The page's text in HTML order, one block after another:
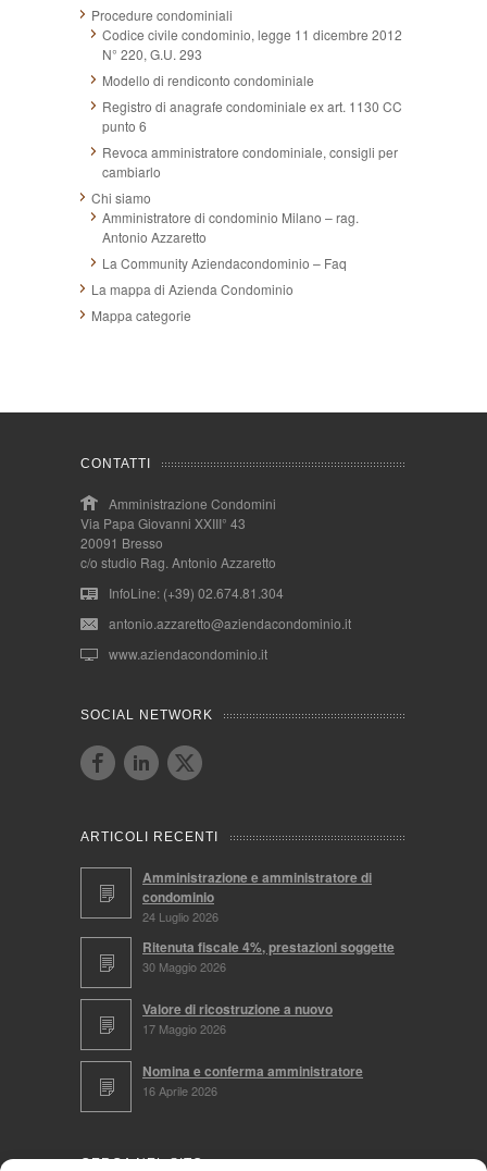
Procedure condominiali
Codice civile condominio, legge 11 dicembre 2012
N° 220, G.U. 293
Modello di rendiconto condominiale
Registro di anagrafe condominiale ex art. 1130 CC
punto 6
Revoca amministratore condominiale, consigli per
cambiarlo
Chi siamo
Amministratore di condominio Milano – rag.
Antonio Azzaretto
La Community Aziendacondominio – Faq
La mappa di Azienda Condominio
Mappa categorie
CONTATTI
Amministrazione Condomini
Via Papa Giovanni XXIII° 43
20091 Bresso
c/o studio Rag. Antonio Azzaretto
InfoLine: (+39) 02.674.81.304
antonio.azzaretto@aziendacondominio.it
www.aziendacondominio.it
SOCIAL NETWORK
ARTICOLI RECENTI
Amministrazione e amministratore di
condominio
24 Luglio 2026
Ritenuta fiscale 4%, prestazioni soggette
30 Maggio 2026
Valore di ricostruzione a nuovo
17 Maggio 2026
Nomina e conferma amministratore
16 Aprile 2026
CERCA NEL SITO